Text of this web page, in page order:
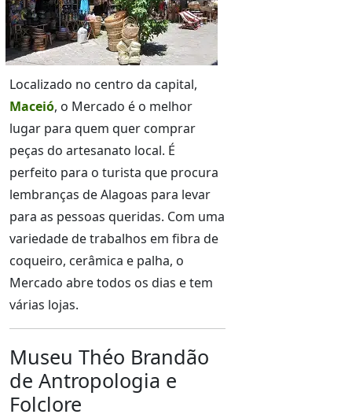
Localizado no centro da capital,
Maceió, o Mercado é o melhor
lugar para quem quer comprar
peças do artesanato local. É
perfeito para o turista que procura
lembranças de Alagoas para levar
para as pessoas queridas. Com uma
variedade de trabalhos em fibra de
coqueiro, cerâmica e palha, o
Mercado abre todos os dias e tem
várias lojas.
Museu Théo Brandão
de Antropologia e
Folclore